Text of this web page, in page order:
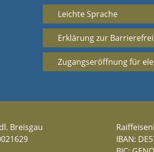
Leichte Sprache
Erklärung zur
Zugangseröffnung für
Breisgau
IBAN: